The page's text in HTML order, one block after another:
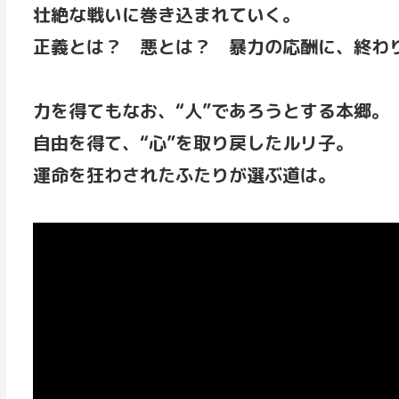
壮絶な戦いに巻き込まれていく。
正義とは？ 悪とは？ 暴力の応酬に、終わ
力を得てもなお、“人”であろうとする本郷。
自由を得て、“心”を取り戻したルリ子。
運命を狂わされたふたりが選ぶ道は。